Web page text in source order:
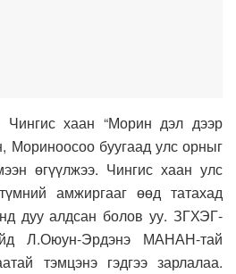
Чингис хаан “Морин дэл дээр
Мориноосоо буугаад улс орныг
өгүүлжээ. Чингис хаан улс
амжиргааг өөд татахад
дуу алдсан болов уу. ЗГХЭГ-
Л.Оюун-Эрдэнэ МАНАН-тай
тэмцэнэ гэдгээ зарлалаа.